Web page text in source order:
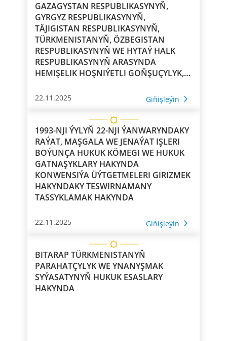
GAZAGYSTAN RESPUBLIKASYNYŇ,
GYRGYZ RESPUBLIKASYNYŇ,
TÄJIGISTAN RESPUBLIKASYNYŇ,
TÜRKMENISTANYŇ, ÖZBEGISTAN
RESPUBLIKASYNYŇ WE HYTAÝ HALK
RESPUBLIKASYNYŇ ARASYNDA
HEMIŞELIK HOŞNIÝETLI GOŇŞUÇYLYK,
HAKYNDAKY ŞERTNAMANY
22.11.2025 Giňişleýin
1993-NJI ÝYLYŇ 22-NJI ÝANWARYNDAKY
RAÝAT, MAŞGALA WE JENAÝAT IŞLERI
BOÝUNÇA HUKUK KÖMEGI WE HUKUK
GATNAŞYKLARY HAKYNDA
KONWENSIÝA ÜÝTGETMELERI GIRIZMEK
HAKYNDAKY TESWIRNAMANY
TASSYKLAMAK HAKYNDA
22.11.2025 Giňişleýin
BITARAP TÜRKMENISTANYŇ
PARAHATÇYLYK WE YNANYŞMAK
SYÝASATYNYŇ HUKUK ESASLARY
HAKYNDA